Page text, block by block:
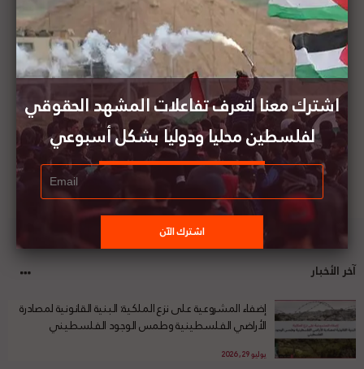
الخارجية الفلسطينية تدين إقامة حديقة توراتية
للمستوطنين على أسطح الأسواق التاريخية بالقدس
آخر الأخبار
إضفاء المشروعية على نزع الملكية: البنية القانونية لمصادرة
الأراضي الفلسطينية وطمس الوجود الفلسطيني
يوليو 29, 2026
اشترك معنا لتعرف تفاعلات المشهد الحقوقي
لفلسطين محليا ودوليا بشكل أسبوعي